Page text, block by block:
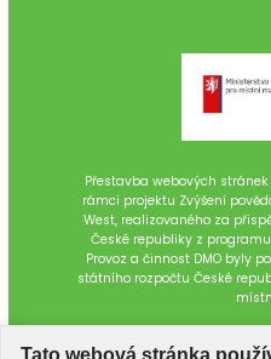
Přestavba webových
rámci projektu Zvýšení
West, realizovaného za
České republiky z
Provoz a činnost DMO byly
státního rozpočtu České